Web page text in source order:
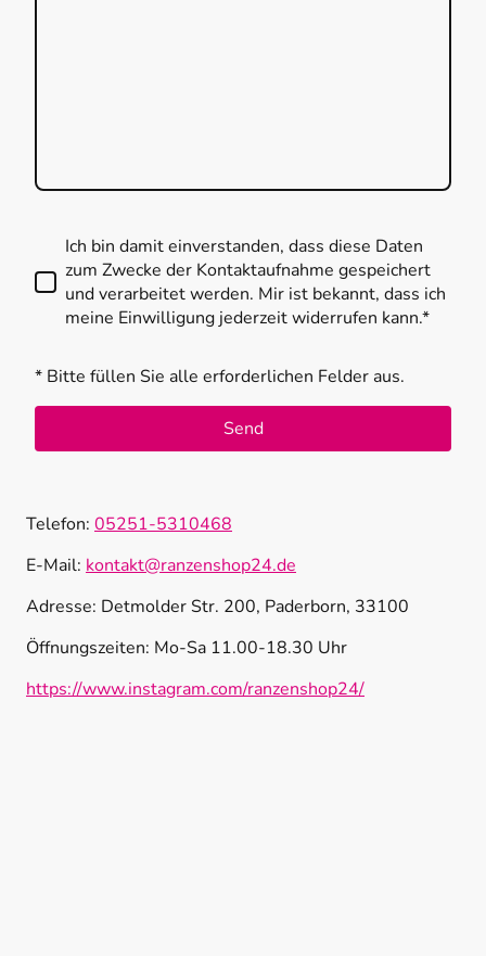
Ich bin damit einverstanden, dass diese Daten
zum Zwecke der Kontaktaufnahme gespeichert
und verarbeitet werden. Mir ist bekannt, dass ich
meine Einwilligung jederzeit widerrufen kann.*
* Bitte füllen Sie alle erforderlichen Felder aus.
Send
Telefon: 05251-5310468
E-Mail: kontakt@ranzenshop24.de
Adresse: Detmolder Str. 200, Paderborn, 33100
Öffnungszeiten: Mo-Sa 11.00-18.30 Uhr
https://www.instagram.com/ranzenshop24/